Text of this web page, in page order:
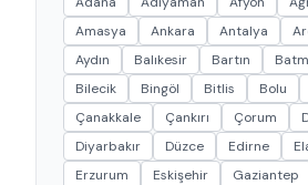
Amasya
Ankara Antalya
Aydın
Balıkesir Bartın
Bilecik
Bingöl Bitlis Bolu
Çanakkale
Çankırı Çorum
Diyarbakır
Düzce Edirne
Erzurum
Eskişehir Gaziantep